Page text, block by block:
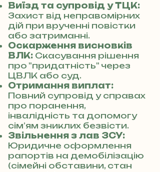
Виїзд та супровід у ТЦК:
Захист від неправомірних
дій при врученні повістки
або затриманні.
Оскарження висновків
ВЛК: Скасування рішення
про "придатність" через
ЦВЛК або суд.
Отримання виплат:
Повний супровід у справах
про поранення,
інвалідність та допомогу
сім’ям зниклих безвісти.
Звільнення з лав ЗСУ:
Юридичне оформлення
рапортів на демобілізацію
(сімейні обставини, стан